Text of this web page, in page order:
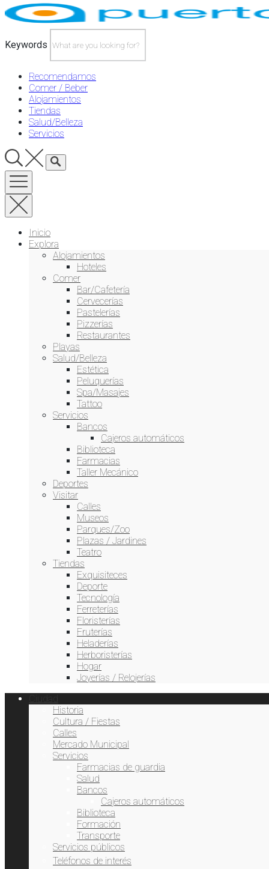
Skip
to
Keywords
Recomendamos
Comer / Beber
Alojamientos
Tiendas
Salud/Belleza
Servicios
Inicio
Explora
Alojamientos
Hoteles
Comer
Bar/Cafetería
Cervecerías
Pastelerías
Pizzerías
Restaurantes
Playas
Salud/Belleza
Estética
Peluquerías
Spa/Masajes
Tattoo
Servicios
Bancos
Cajeros automáticos
Biblioteca
Farmacias
Taller Mecánico
Deportes
Visitar
Calles
Museos
Parques/Zoo
Plazas / Jardines
Teatro
Tiendas
Exquisiteces
Deporte
Tecnología
Ferreterías
Floristerías
Fruterías
Heladerías
Herboristerías
Hogar
Joyerías / Relojerías
Ciudad
Historia
Cultura / Fiestas
Calles
Mercado Municipal
Servicios
Farmacias de guardia
Salud
Bancos
Cajeros automáticos
Biblioteca
Formación
Transporte
Servicios públicos
Teléfonos de interés